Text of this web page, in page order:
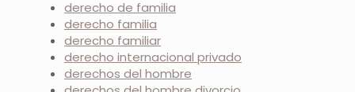
derecho de familia
derecho familia
derecho familiar
derecho internacional privado
derechos del hombre